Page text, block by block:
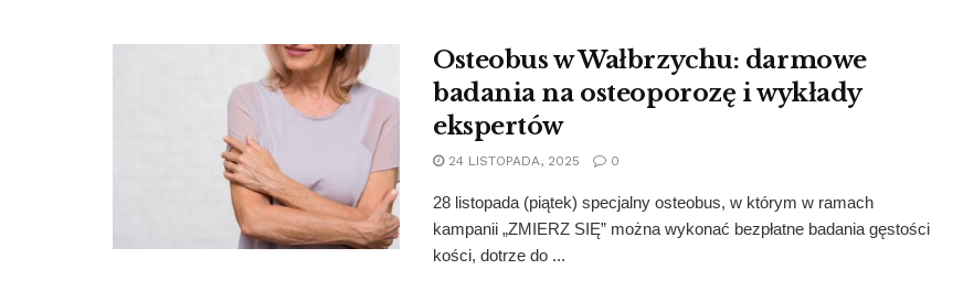
Osteobus w Wałbrzychu: darmowe
badania na osteoporozę i wykłady
ekspertów
24 LISTOPADA, 2025 0
28 listopada (piątek) specjalny osteobus, w którym w ramach
kampanii „ZMIERZ SIĘ” można wykonać bezpłatne badania gęstości
kości, dotrze do ...